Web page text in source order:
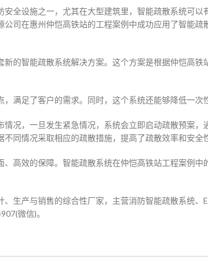
全设施之一，尤其在大型建筑里，智能疏散系统可以
司在惠州仲恺高铁站的工程案例中成功应用了智能疏
新的智能疏散系统解决方案。这个方案是根据仲恺高铁
满足了客户的需求。同时，这个系统还能够降低一次
况，一旦发生紧急情况，系统会立即启动疏散预案，
同情况采取相应的疏散措施，提高了疏散效率和安全
高效的保障。智能疏散系统在仲恺高铁站工程案例中
生产与销售的综合性厂家，主营消防智能疏散系统、
微信)。